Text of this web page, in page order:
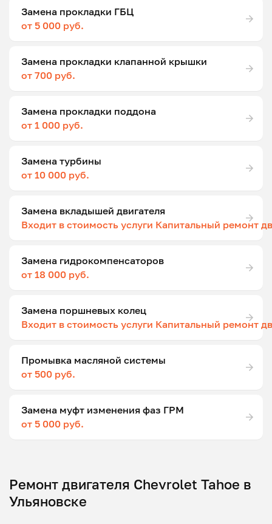
Замена прокладки ГБЦ
от 5 000 руб.
Замена прокладки клапанной крышки
от 700 руб.
Замена прокладки поддона
от 1 000 руб.
Замена турбины
от 10 000 руб.
Замена вкладышей двигателя
Входит в стоимость услуги Капитальный ремонт
Замена гидрокомпенсаторов
от 18 000 руб.
Замена поршневых колец
Входит в стоимость услуги Капитальный ремонт
Промывка масляной системы
от 500 руб.
Замена муфт изменения фаз ГРМ
от 5 000 руб.
Ремонт двигателя Chevrolet Tahoe в
Ульяновске